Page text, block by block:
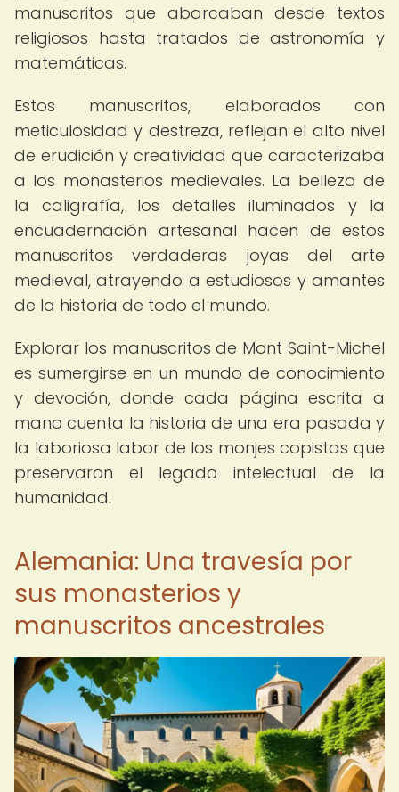
manuscritos que abarcaban desde textos
religiosos hasta tratados de astronomía y
matemáticas.
Estos manuscritos, elaborados con
meticulosidad y destreza, reflejan el alto nivel
de erudición y creatividad que caracterizaba
a los monasterios medievales. La belleza de
la caligrafía, los detalles iluminados y la
encuadernación artesanal hacen de estos
manuscritos verdaderas joyas del arte
medieval, atrayendo a estudiosos y amantes
de la historia de todo el mundo.
Explorar los manuscritos de Mont Saint-Michel
es sumergirse en un mundo de conocimiento
y devoción, donde cada página escrita a
mano cuenta la historia de una era pasada y
la laboriosa labor de los monjes copistas que
preservaron el legado intelectual de la
humanidad.
Alemania: Una travesía por
sus monasterios y
manuscritos ancestrales